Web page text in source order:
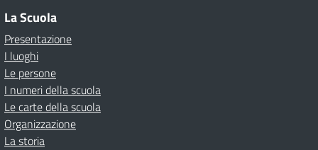
La Scuola
Presentazione
I luoghi
Le persone
I numeri della scuola
Le carte della scuola
Organizzazione
La storia